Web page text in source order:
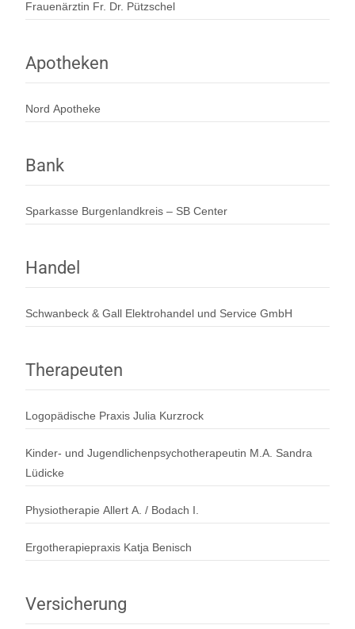
Frauenärztin Fr. Dr. Pützschel
Apotheken
Nord Apotheke
Bank
Sparkasse Burgenlandkreis – SB Center
Handel
Schwanbeck & Gall Elektrohandel und Service GmbH
Therapeuten
Logopädische Praxis Julia Kurzrock
Kinder- und Jugendlichenpsychotherapeutin M.A. Sandra
Lüdicke
Physiotherapie Allert A. / Bodach I.
Ergotherapiepraxis Katja Benisch
Versicherung